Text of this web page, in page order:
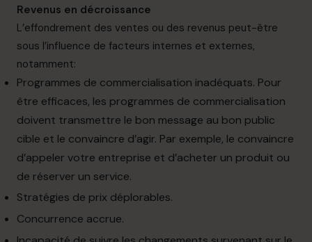
Revenus en décroissance
L’effondrement des ventes ou des revenus peut-être
sous l’influence de facteurs internes et externes,
notamment:
Programmes de commercialisation inadéquats. Pour
être efficaces, les programmes de commercialisation
doivent transmettre le bon message au bon public
cible et le convaincre d’agir. Par exemple, le convaincre
d’appeler votre entreprise et d’acheter un produit ou
de réserver un service.
Stratégies de prix déplorables.
Concurrence accrue.